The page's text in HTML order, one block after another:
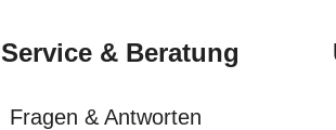
Service & Beratung
Fragen & Antworten